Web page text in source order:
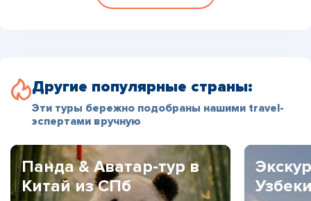
Другие популярные страны:
Эти туры бережно подобраны нашими travel-
эспертами вручную
Панда & Аватар-тур в
Китай из СПб